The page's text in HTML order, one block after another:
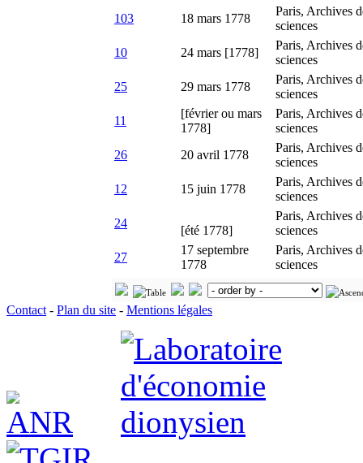
103
18 mars 1778
Paris, Archives
sciences
10
24 mars [1778]
Paris, Archives
sciences
25
29 mars 1778
Paris, Archives
sciences
11
[février ou mars
1778]
Paris, Archives
sciences
26
20 avril 1778
Paris, Archives
sciences
12
15 juin 1778
Paris, Archives
sciences
24
[été 1778]
Paris, Archives
sciences
27
17 septembre
1778
Paris, Archives
sciences
Contact - Plan du site - Mentions légales